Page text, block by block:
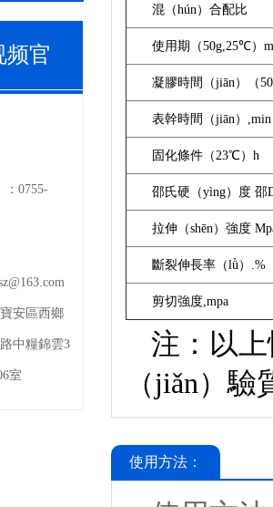
频官
0755-
安區西鄉
中糧錦雲3
室
混（hún）合配比
使用期（50g,25℃）
凝膠時間（jiān）（
表幹時間（jiān） ,min
固化條件（ 23℃）h
邵氏硬（yìng）度 邵
拉伸（shēn）強度
斷裂伸長率（lǜ） .%
剪切強度 ,mpa
注：以
（jiǎn）
使用方法：